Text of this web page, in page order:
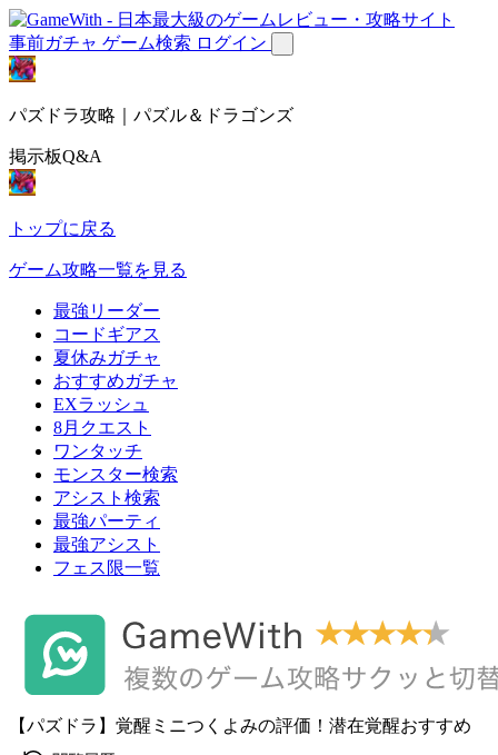
事前ガチャ ゲーム検索 ログイン
パズドラ攻略｜パズル＆ドラゴンズ
掲示板Q&A
トップに戻る
ゲーム攻略一覧を見る
最強リーダー
コードギアス
夏休みガチャ
おすすめガチャ
EXラッシュ
8月クエスト
ワンタッチ
モンスター検索
アシスト検索
最強パーティ
最強アシスト
フェス限一覧
【パズドラ】覚醒ミニつくよみの評価！潜在覚醒おすすめ